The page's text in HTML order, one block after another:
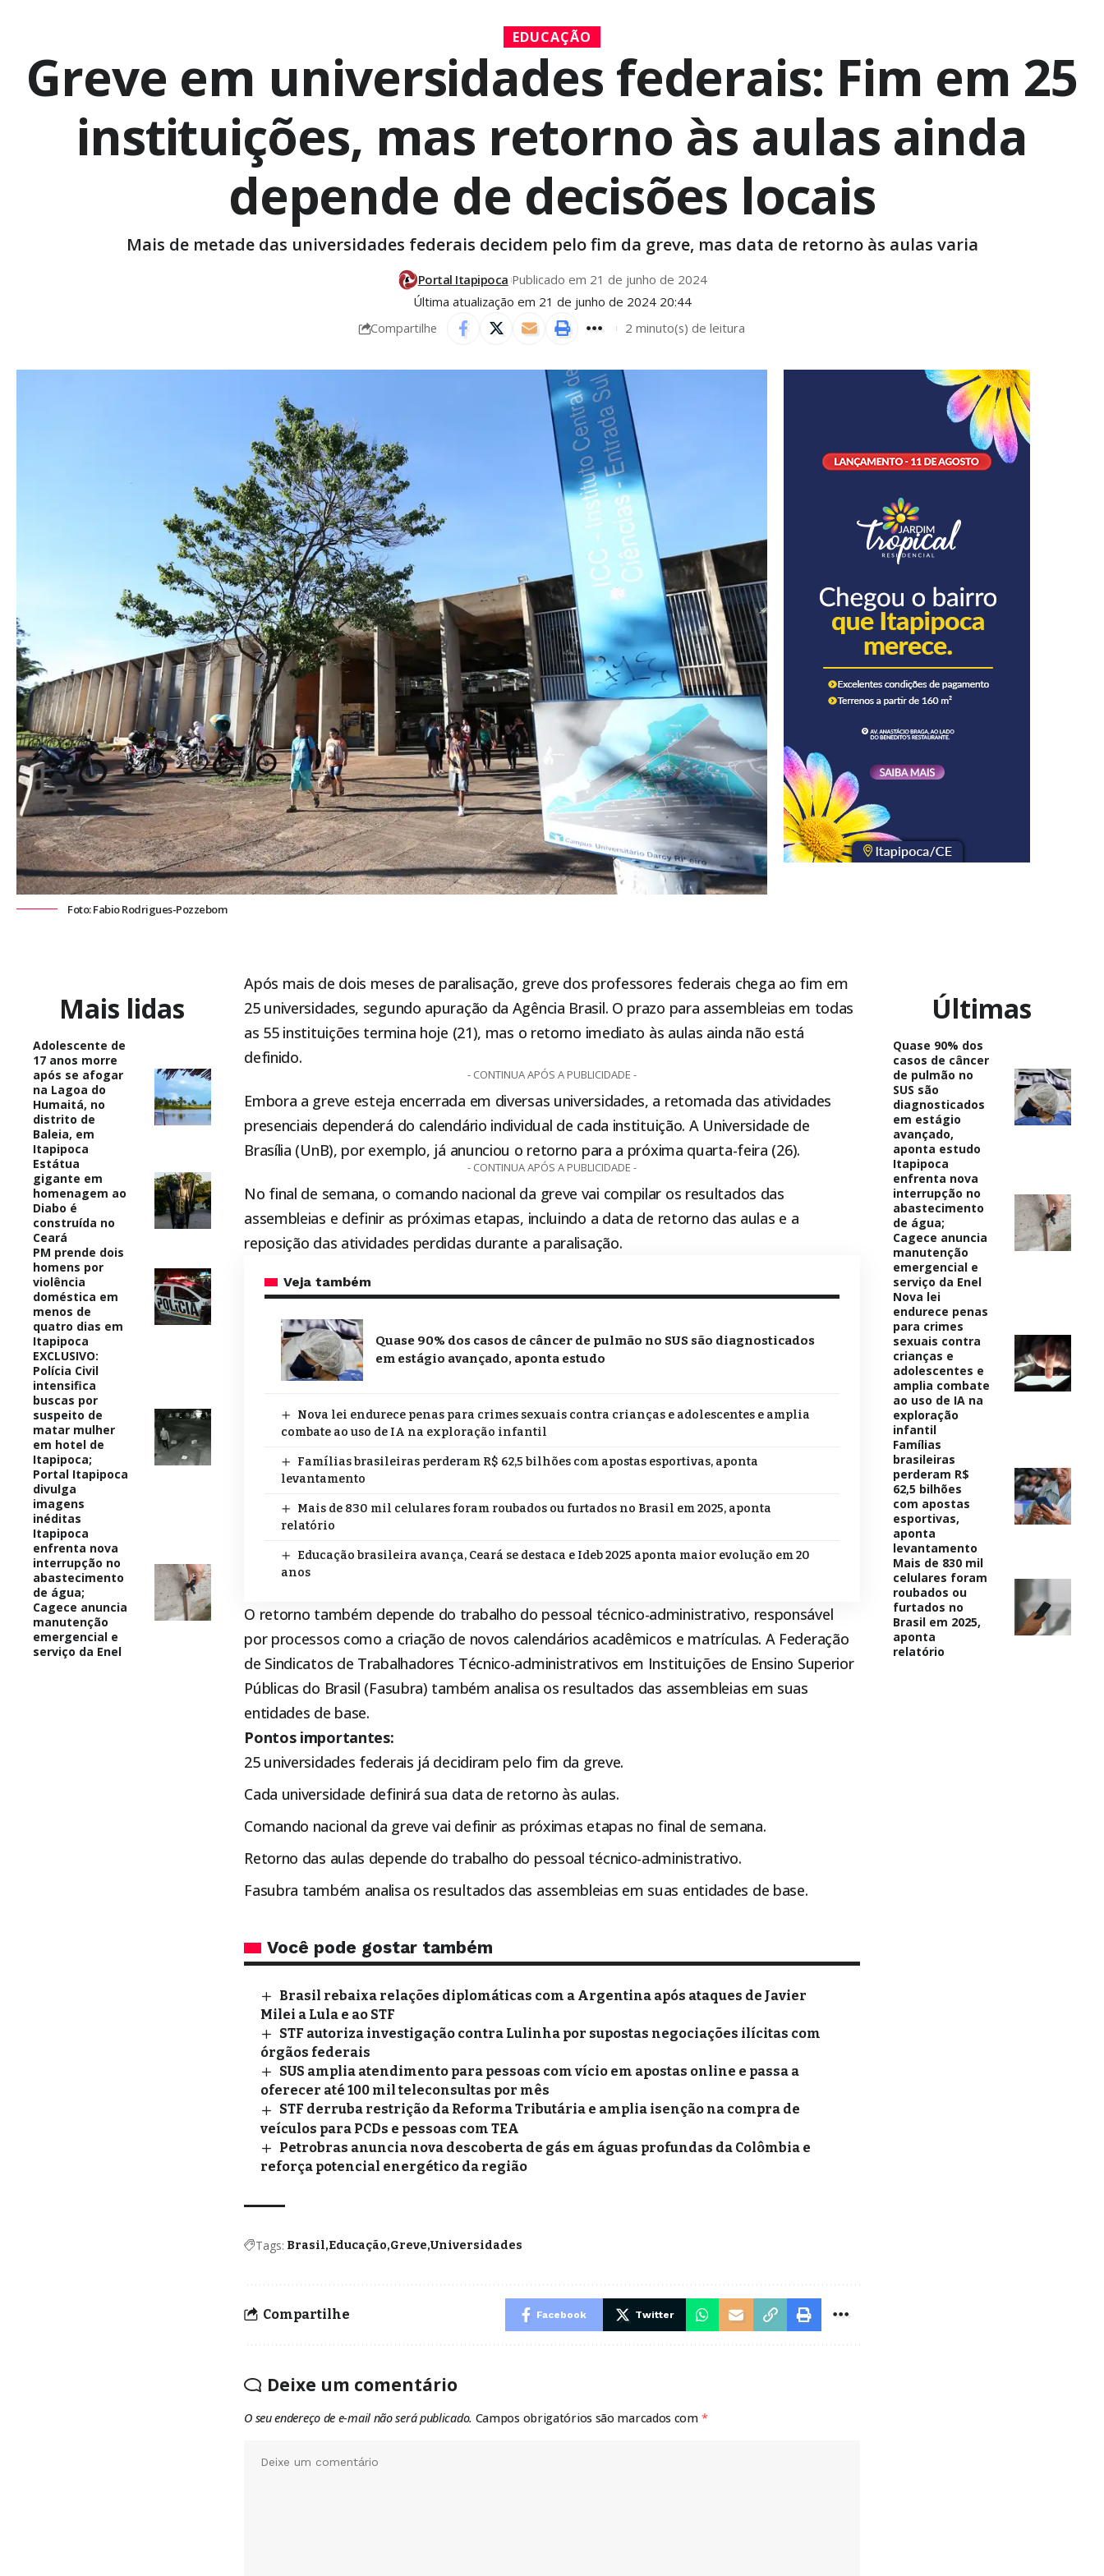
EDUCAÇÃO
Greve em universidades federais: Fim em 25
instituições, mas retorno às aulas ainda
depende de decisões locais
Mais de metade das universidades federais decidem pelo fim da greve, mas data de retorno às aulas varia
Última atualização em 21 de junho de 2024 20:44
Portal Itapipoca Publicado em 21 de junho de 2024
Compartilhe 2 minuto(s) de leitura
Foto: Fabio Rodrigues-Pozzebom
Mais lidas
Adolescente de
17 anos morre
após se afogar
na Lagoa do
Humaitá, no
distrito de
Baleia, em
Itapipoca
Estátua
gigante em
homenagem ao
Diabo é
construída no
Ceará
PM prende dois
homens por
violência
doméstica em
menos de
quatro dias em
Itapipoca
EXCLUSIVO:
Polícia Civil
intensifica
buscas por
suspeito de
matar mulher
em hotel de
Itapipoca;
Portal Itapipoca
divulga
imagens
inéditas
Itapipoca
enfrenta nova
interrupção no
abastecimento
de água;
Cagece anuncia
manutenção
emergencial e
serviço da Enel
Após mais de dois meses de paralisação, greve dos professores federais chega ao fim em
25 universidades, segundo apuração da Agência Brasil. O prazo para assembleias em todas
as 55 instituições termina hoje (21), mas o retorno imediato às aulas ainda não está
definido.
- CONTINUA APÓS A PUBLICIDADE -
Embora a greve esteja encerrada em diversas universidades, a retomada das atividades
presenciais dependerá do calendário individual de cada instituição. A Universidade de
Brasília (UnB), por exemplo, já anunciou o retorno para a próxima quarta-feira (26).
- CONTINUA APÓS A PUBLICIDADE -
No final de semana, o comando nacional da greve vai compilar os resultados das
assembleias e definir as próximas etapas, incluindo a data de retorno das aulas e a
reposição das atividades perdidas durante a paralisação.
Veja também
Quase 90% dos casos de câncer de pulmão no SUS são diagnosticados
em estágio avançado, aponta estudo
Nova lei endurece penas para crimes sexuais contra crianças e adolescentes e amplia
combate ao uso de IA na exploração infantil
Famílias brasileiras perderam R$ 62,5 bilhões com apostas esportivas, aponta
levantamento
Mais de 830 mil celulares foram roubados ou furtados no Brasil em 2025, aponta
relatório
Educação brasileira avança, Ceará se destaca e Ideb 2025 aponta maior evolução em 20
anos
O retorno também depende do trabalho do pessoal técnico-administrativo, responsável
por processos como a criação de novos calendários acadêmicos e matrículas. A Federação
de Sindicatos de Trabalhadores Técnico-administrativos em Instituições de Ensino Superior
Públicas do Brasil (Fasubra) também analisa os resultados das assembleias em suas
entidades de base.
Pontos importantes:
25 universidades federais já decidiram pelo fim da greve.
Cada universidade definirá sua data de retorno às aulas.
Comando nacional da greve vai definir as próximas etapas no final de semana.
Retorno das aulas depende do trabalho do pessoal técnico-administrativo.
Fasubra também analisa os resultados das assembleias em suas entidades de base.
Você pode gostar também
Brasil rebaixa relações diplomáticas com a Argentina após ataques de Javier
Milei a Lula e ao STF
STF autoriza investigação contra Lulinha por supostas negociações ilícitas com
órgãos federais
SUS amplia atendimento para pessoas com vício em apostas online e passa a
oferecer até 100 mil teleconsultas por mês
STF derruba restrição da Reforma Tributária e amplia isenção na compra de
veículos para PCDs e pessoas com TEA
Petrobras anuncia nova descoberta de gás em águas profundas da Colômbia e
reforça potencial energético da região
Tags: Brasil Educação Greve Universidades
Compartilhe Facebook Twitter
Deixe um comentário
O seu endereço de e-mail não será publicado. Campos obrigatórios são marcados com *
Últimas
Quase 90% dos
casos de câncer
de pulmão no
SUS são
diagnosticados
em estágio
avançado,
aponta estudo
Itapipoca
enfrenta nova
interrupção no
abastecimento
de água;
Cagece anuncia
manutenção
emergencial e
serviço da Enel
Nova lei
endurece penas
para crimes
sexuais contra
crianças e
adolescentes e
amplia combate
ao uso de IA na
exploração
infantil
Famílias
brasileiras
perderam R$
62,5 bilhões
com apostas
esportivas,
aponta
levantamento
Mais de 830 mil
celulares foram
roubados ou
furtados no
Brasil em 2025,
aponta
relatório